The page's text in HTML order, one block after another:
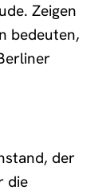
Zeigen
bedeuten,
der
die